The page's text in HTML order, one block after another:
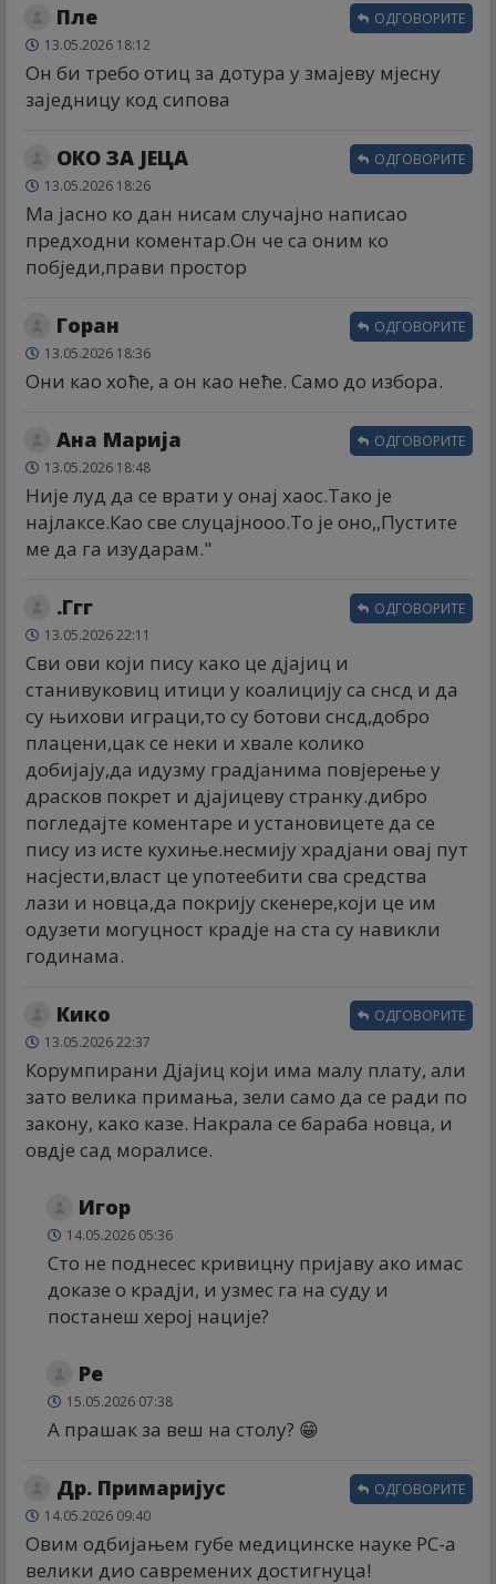
Пле
13.05.2026 18:12
Он би требо отиц за дотура у змајеву мјесну
заједницу код сипова
ОДГОВОРИТЕ
ОКО ЗА ЈЕЦА
13.05.2026 18:26
Ма јасно ко дан нисам случајно написао
предходни коментар.Он че са оним ко
побједи,прави простор
ОДГОВОРИТЕ
Горан
13.05.2026 18:36
Они као хоће, а он као неће. Само до избора.
ОДГОВОРИТЕ
Ана Марија
13.05.2026 18:48
Није луд да се врати у онај хаос.Тако је
најлаксе.Као све слуцајнооо.То је оно,,Пустите
ме да га изударам."
ОДГОВОРИТЕ
.Ггг
13.05.2026 22:11
Сви ови који пису како це дјајиц и
станивуковиц итици у коалицију са снсд и да
су њихови играци,то су ботови снсд,добро
плацени,цак се неки и хвале колико
добијају,да идузму градјанима повјерење у
драсков покрет и дјајицеву странку.дибро
погледајте коментаре и установицете да се
пису из исте кухиње.несмију храдјани овај пут
насјести,власт це употеебити сва средства
лази и новца,да покрију скенере,који це им
одузети могуцност крадје на ста су навикли
годинама.
ОДГОВОРИТЕ
Кико
13.05.2026 22:37
Корумпирани Дјајиц који има малу плату, али
зато велика примања, зели само да се ради по
закону, како казе. Накрала се бараба новца, и
овдје сад моралисе.
ОДГОВОРИТЕ
Игор
14.05.2026 05:36
Сто не поднесес кривицну пријаву ако имас
доказе о крадји, и узмес га на суду и
постанеш херој нације?
Ре
15.05.2026 07:38
А прашак за веш на столу? 😁
Др. Примаријус
14.05.2026 09:40
Овим одбијањем губе медицинске науке РС-а
велики дио савремених достигнуца!
ОДГОВОРИТЕ